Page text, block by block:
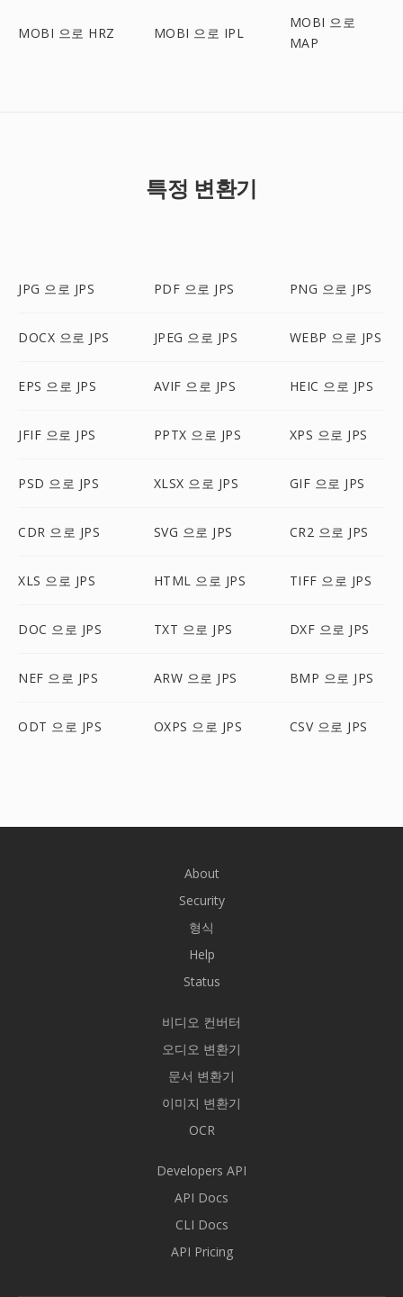
MOBI 으로 HRZ MOBI 으로 IPL
MOBI 으로
MAP
특정 변환기
JPG 으로 JPS PDF 으로 JPS PNG 으로 JPS
DOCX 으로 JPS JPEG 으로 JPS WEBP 으로 JPS
EPS 으로 JPS AVIF 으로 JPS HEIC 으로 JPS
JFIF 으로 JPS PPTX 으로 JPS XPS 으로 JPS
PSD 으로 JPS XLSX 으로 JPS GIF 으로 JPS
CDR 으로 JPS SVG 으로 JPS CR2 으로 JPS
XLS 으로 JPS HTML 으로 JPS TIFF 으로 JPS
DOC 으로 JPS TXT 으로 JPS DXF 으로 JPS
NEF 으로 JPS ARW 으로 JPS BMP 으로 JPS
ODT 으로 JPS OXPS 으로 JPS CSV 으로 JPS
About
Security
형식
Help
Status
비디오 컨버터
오디오 변환기
문서 변환기
이미지 변환기
OCR
Developers API
API Docs
CLI Docs
API Pricing